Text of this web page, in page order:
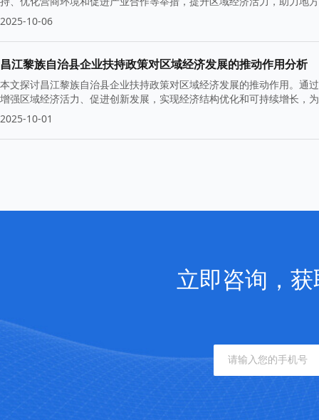
2025-10-06
昌江黎族自治县企业扶持政策对区域经济发展的推动作用分析
本文探讨昌江黎族自治县企业扶持政策对区域经济发展的推动作用。通
增强区域经济活力、促进创新发展，实现经济结构优化和可持续增长，
2025-10-01
立即咨询，